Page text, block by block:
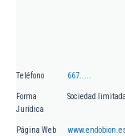
Teléfono 667.....
Forma
Jurídica
Sociedad limitada
Página Web